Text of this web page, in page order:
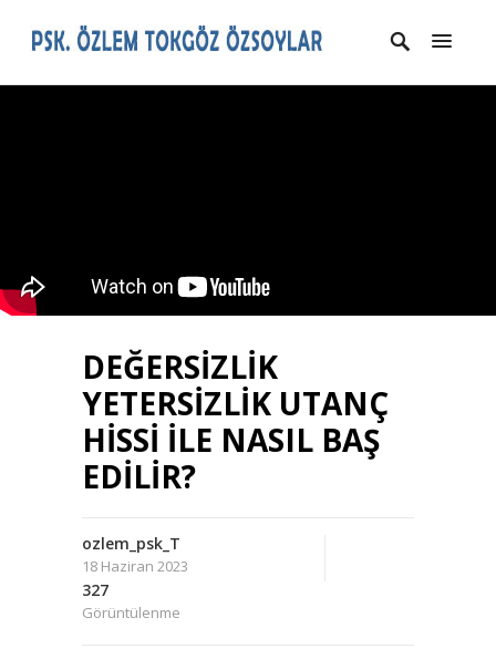
DEĞERSİZLİK
YETERSİZLİK UTANÇ
HİSSİ İLE NASIL BAŞ
EDİLİR?
ozlem_psk_T
18 Haziran 2023
327
Görüntülenme